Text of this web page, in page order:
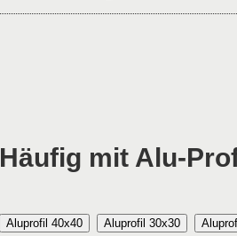
Häufig mit Alu-
Aluprofil 40x40 Aluprofil 30x30